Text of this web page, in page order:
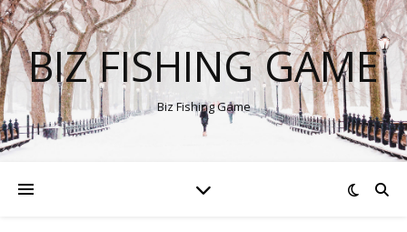
BIZ FISHING GAME
Biz Fishing Game